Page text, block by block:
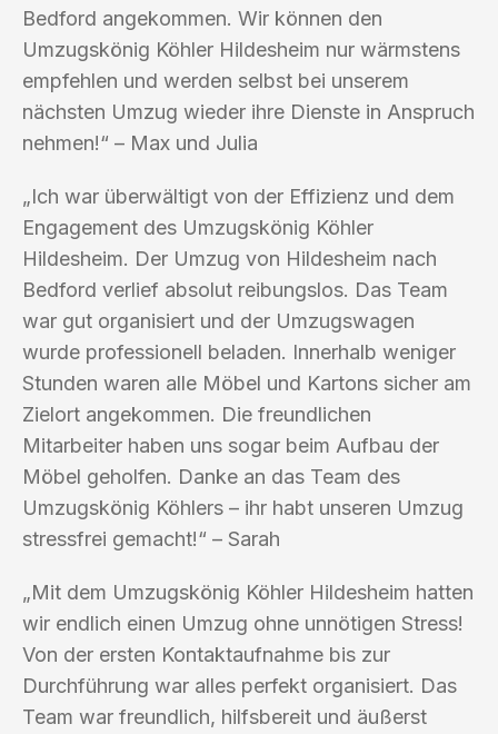
Bedford angekommen. Wir können den
Umzugskönig Köhler Hildesheim nur wärmstens
empfehlen und werden selbst bei unserem
nächsten Umzug wieder ihre Dienste in Anspruch
nehmen!“ – Max und Julia
„Ich war überwältigt von der Effizienz und dem
Engagement des Umzugskönig Köhler
Hildesheim. Der Umzug von Hildesheim nach
Bedford verlief absolut reibungslos. Das Team
war gut organisiert und der Umzugswagen
wurde professionell beladen. Innerhalb weniger
Stunden waren alle Möbel und Kartons sicher am
Zielort angekommen. Die freundlichen
Mitarbeiter haben uns sogar beim Aufbau der
Möbel geholfen. Danke an das Team des
Umzugskönig Köhlers – ihr habt unseren Umzug
stressfrei gemacht!“ – Sarah
„Mit dem Umzugskönig Köhler Hildesheim hatten
wir endlich einen Umzug ohne unnötigen Stress!
Von der ersten Kontaktaufnahme bis zur
Durchführung war alles perfekt organisiert. Das
Team war freundlich, hilfsbereit und äußerst